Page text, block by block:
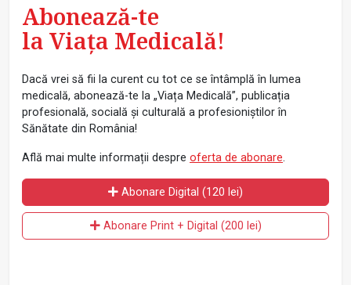
Abonează-te
la Viața Medicală!
Dacă vrei să fii la curent cu tot ce se întâmplă în lumea
medicală, abonează-te la „Viața Medicală”, publicația
profesională, socială și culturală a profesioniștilor în
Sănătate din România!
Află mai multe informații despre oferta de abonare.
Abonare Digital (120 lei)
Abonare Print + Digital (200 lei)